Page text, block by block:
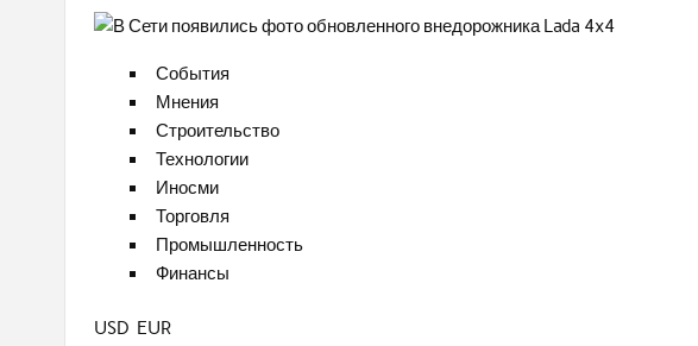
События
Мнения
Строительство
Технологии
Иносми
Торговля
Промышленность
Финансы
USD EUR